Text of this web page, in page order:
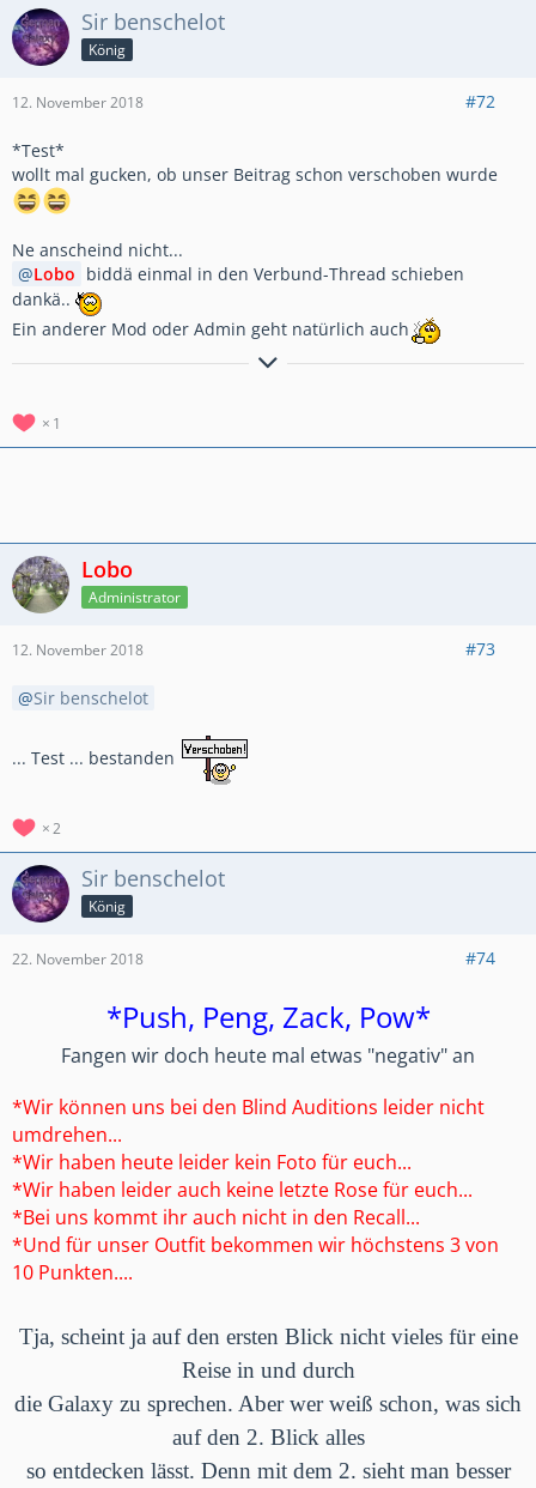
Sir benschelot
König
12. November 2018 #72
*Test*
wollt mal gucken, ob unser Beitrag schon verschoben wurde
Ne anscheind nicht...
Lobo biddä einmal in den Verbund-Thread schieben
dankä..
Ein anderer Mod oder Admin geht natürlich auch
Hier noch der Weg zu unserer ClanvorstellungClanvorstellung
Besucht uns unter GermanGalaxy #2RGY2YGU
GermanGalaxy 2 #2JRCULPG
1
Lobo
Administrator
12. November 2018 #73
Sir benschelot
... Test ... bestanden
2
Sir benschelot
König
22. November 2018 #74
*Push, Peng, Zack, Pow*
Fangen wir doch heute mal etwas "negativ" an
*Wir können uns bei den Blind Auditions leider nicht
umdrehen...
*Wir haben heute leider kein Foto für euch...
*Wir haben leider auch keine letzte Rose für euch...
*Bei uns kommt ihr auch nicht in den Recall...
*Und für unser Outfit bekommen wir höchstens 3 von
10 Punkten....
Tja, scheint ja auf den ersten Blick nicht vieles für eine
Reise in und durch
die Galaxy zu sprechen. Aber wer weiß schon, was sich
auf den 2. Blick alles
so entdecken lässt. Denn mit dem 2. sieht man besser